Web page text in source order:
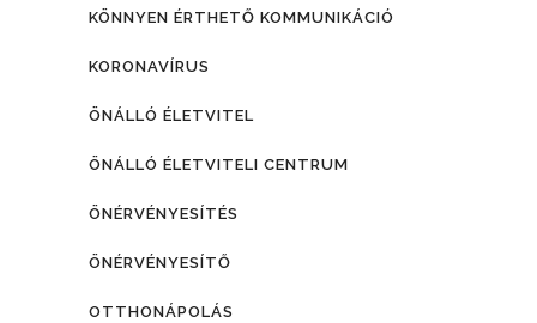
KÖNNYEN ÉRTHETŐ KOMMUNIKÁCIÓ
KORONAVÍRUS
ÖNÁLLÓ ÉLETVITEL
ÖNÁLLÓ ÉLETVITELI CENTRUM
ÖNÉRVÉNYESÍTÉS
ÖNÉRVÉNYESÍTŐ
OTTHONÁPOLÁS